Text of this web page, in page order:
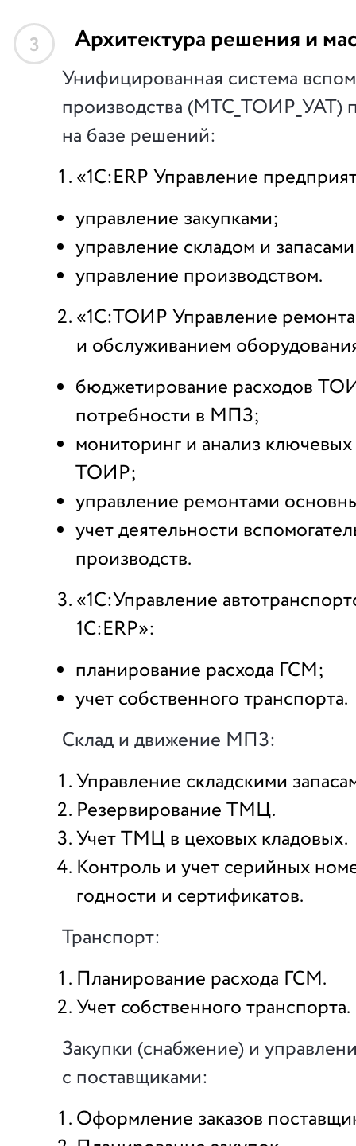
3 Архитектура решения и
Унифицированная система
производства (МТС_ТОИР_УАТ)
на базе решений:
«1С:ERP Управление
управление закупками;
управление складом и
управление производством.
«1С:ТОИР Управление
и обслуживанием
бюджетирование расходов
потребности в МПЗ;
мониторинг и анализ ключевых
ТОИР;
управление ремонтами
учет деятельности
производств.
«1С:Управление
1С:ERP»:
планирование расхода ГСМ;
учет собственного транспорта.
Склад и движение МПЗ:
Управление складскими
Резервирование ТМЦ.
Учет ТМЦ в цеховых кладовых.
Контроль и учет серийных
годности и сертификатов.
Транспорт:
Планирование расхода ГСМ.
Учет собственного транспорта.
Закупки (снабжение) и
с поставщиками:
Оформление заказов